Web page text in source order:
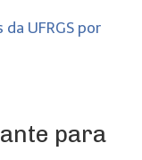
UFRGS por
para